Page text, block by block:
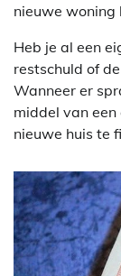
nieuwe woning
Heb je al een
restschuld of
Wanneer er
middel van
nieuwe huis te